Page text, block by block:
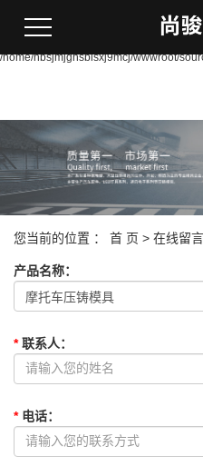
file_put_contents(/home/
/home/nbsjmjgnsbisxj9mcj/wwwroot/
您当前的位置 ： 首 页 > 在线留言
产品名称：
* 联系人：
* 电话：